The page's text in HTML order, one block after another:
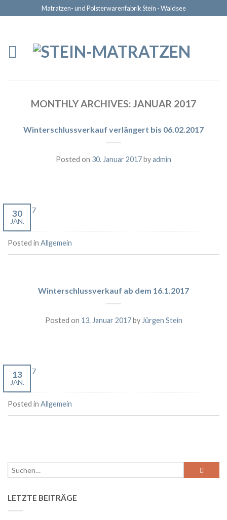
Matratzen- und Polsterwarenfabrik Stein - Waldsee
MONTHLY ARCHIVES: JANUAR 2017
Winterschlussverkauf verlängert bis 06.02.2017
Posted on 30. Januar 2017byadmin
30
JAN.
WSV 17
Posted in Allgemein
Winterschlussverkauf ab dem 16.1.2017
Posted on 13. Januar 2017by Jürgen Stein
13
JAN.
WSV 17
Posted in Allgemein
LETZTE BEITRÄGE